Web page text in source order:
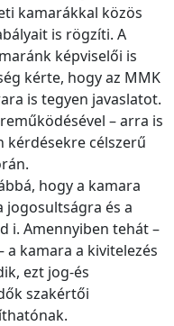
kamarákkal közös
is rögzíti. A
képviselői is
kérte, hogy az MMK
is tegyen javaslatot.
– arra is
kérdésekre célszerű
hogy a kamara
jogosultságra és a
i. Amennyiben tehát –
a kamara a kivitelezés
ezt jog-és
szakértői